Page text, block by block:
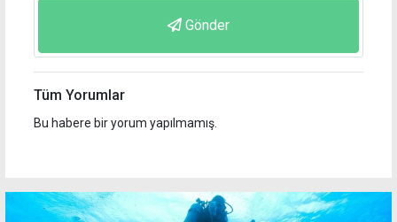
Gönder
Tüm Yorumlar
Bu habere bir yorum yapılmamış.